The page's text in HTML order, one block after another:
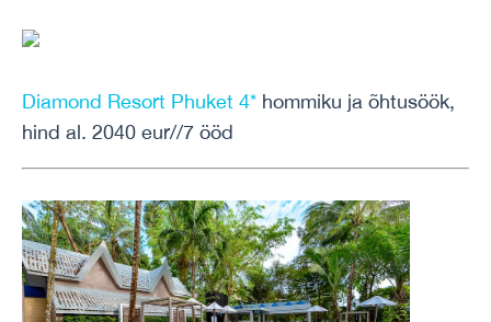
Diamond Resort Phuket 4* hommiku ja õhtusöök,
hind al. 2040 eur//7 ööd